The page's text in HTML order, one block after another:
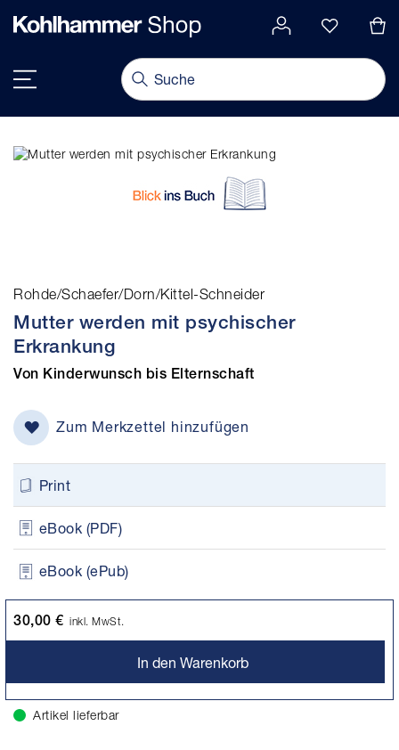
springen
Rohde/Schaefer/Dorn/Kittel-Schneider
Mutter werden mit psychischer
Erkrankung
Von Kinderwunsch bis Elternschaft
Zum Merkzettel hinzufügen
Print
eBook (PDF)
eBook (ePub)
30,00 € inkl. MwSt.
In den Warenkorb
Artikel lieferbar